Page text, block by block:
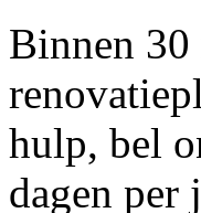
Binnen
hulp, bel
dagen per